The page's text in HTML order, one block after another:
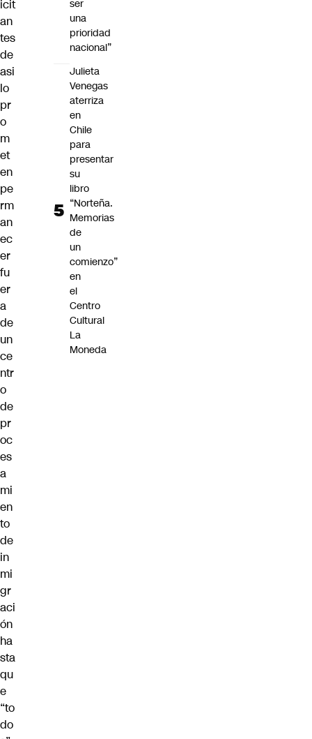
icit
an
tes
de
asi
lo
pr
o
m
et
en
pe
rm
an
ec
er
fu
er
a
de
un
ce
ntr
o
de
pr
oc
es
a
mi
en
to
de
in
mi
gr
aci
ón
ha
sta
qu
e
“to
do
ser
una
prioridad
nacional”
Julieta
Venegas
aterriza
en
Chile
para
presentar
su
libro
“Norteña.
Memorias
de
un
comienzo”
en
el
Centro
Cultural
La
Moneda